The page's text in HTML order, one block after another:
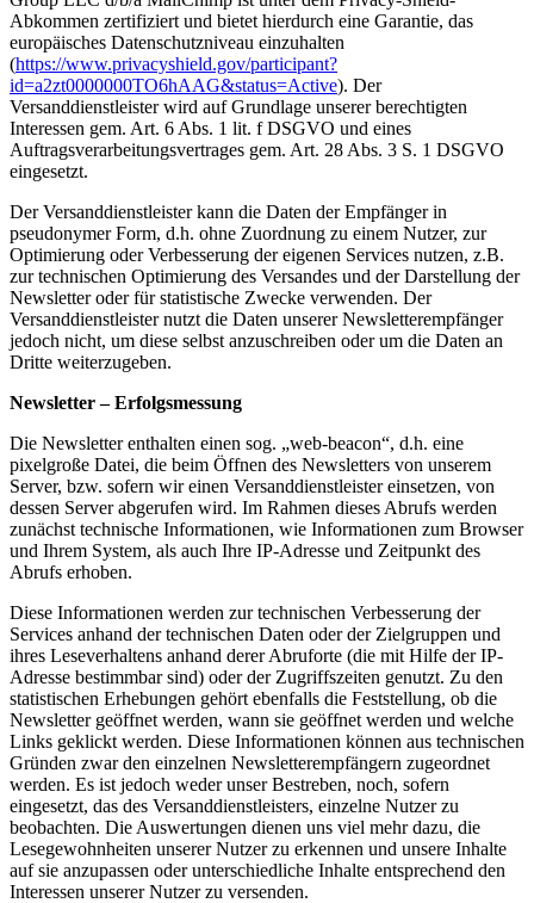
Abkommen zertifiziert und bietet hierdurch eine Garantie, das
europäisches Datenschutzniveau einzuhalten
(https://www.privacyshield.gov/participant?
id=a2zt0000000TO6hAAG&status=Active). Der
Versanddienstleister wird auf Grundlage unserer berechtigten
Interessen gem. Art. 6 Abs. 1 lit. f DSGVO und eines
Auftragsverarbeitungsvertrages gem. Art. 28 Abs. 3 S. 1 DSGVO
eingesetzt.
Der Versanddienstleister kann die Daten der Empfänger in
pseudonymer Form, d.h. ohne Zuordnung zu einem Nutzer, zur
Optimierung oder Verbesserung der eigenen Services nutzen, z.B.
zur technischen Optimierung des Versandes und der Darstellung der
Newsletter oder für statistische Zwecke verwenden. Der
Versanddienstleister nutzt die Daten unserer Newsletterempfänger
jedoch nicht, um diese selbst anzuschreiben oder um die Daten an
Dritte weiterzugeben.
Newsletter – Erfolgsmessung
Die Newsletter enthalten einen sog. „web-beacon“, d.h. eine
pixelgroße Datei, die beim Öffnen des Newsletters von unserem
Server, bzw. sofern wir einen Versanddienstleister einsetzen, von
dessen Server abgerufen wird. Im Rahmen dieses Abrufs werden
zunächst technische Informationen, wie Informationen zum Browser
und Ihrem System, als auch Ihre IP-Adresse und Zeitpunkt des
Abrufs erhoben.
Diese Informationen werden zur technischen Verbesserung der
Services anhand der technischen Daten oder der Zielgruppen und
ihres Leseverhaltens anhand derer Abruforte (die mit Hilfe der IP-
Adresse bestimmbar sind) oder der Zugriffszeiten genutzt. Zu den
statistischen Erhebungen gehört ebenfalls die Feststellung, ob die
Newsletter geöffnet werden, wann sie geöffnet werden und welche
Links geklickt werden. Diese Informationen können aus technischen
Gründen zwar den einzelnen Newsletterempfängern zugeordnet
werden. Es ist jedoch weder unser Bestreben, noch, sofern
eingesetzt, das des Versanddienstleisters, einzelne Nutzer zu
beobachten. Die Auswertungen dienen uns viel mehr dazu, die
Lesegewohnheiten unserer Nutzer zu erkennen und unsere Inhalte
auf sie anzupassen oder unterschiedliche Inhalte entsprechend den
Interessen unserer Nutzer zu versenden.